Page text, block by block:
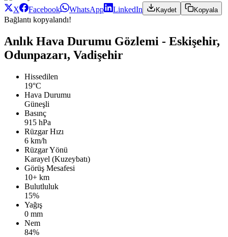
X Facebook WhatsApp LinkedIn Kaydet Kopyala
Bağlantı kopyalandı!
Anlık Hava Durumu Gözlemi - Eskişehir,
Odunpazarı, Vadişehir
Hissedilen
19°C
Hava Durumu
Güneşli
Basınç
915 hPa
Rüzgar Hızı
6 km/h
Rüzgar Yönü
Karayel (Kuzeybatı)
Görüş Mesafesi
10+ km
Bulutluluk
15%
Yağış
0 mm
Nem
84%